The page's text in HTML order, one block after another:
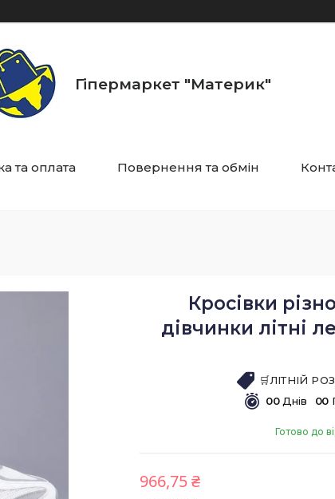
Гіпермаркет "Материк"
та оплата Повернення та обмін
Кросівки
дівчинки літні
🛒ЛІТНІЙ
00 Днів 00
Готово до
966,75 ₴